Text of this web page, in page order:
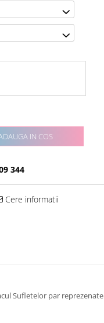
IN COS
344
Cere informatii
Sufletelor par reprezenate